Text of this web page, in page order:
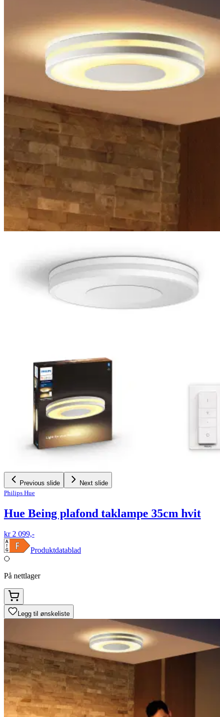
Previous slide
Next slide
Philips Hue
Hue Being plafond taklampe 35cm hvit
kr 2 099,-
Produktdatablad
På nettlager
Legg til ønskeliste